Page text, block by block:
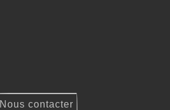
Nous contacter